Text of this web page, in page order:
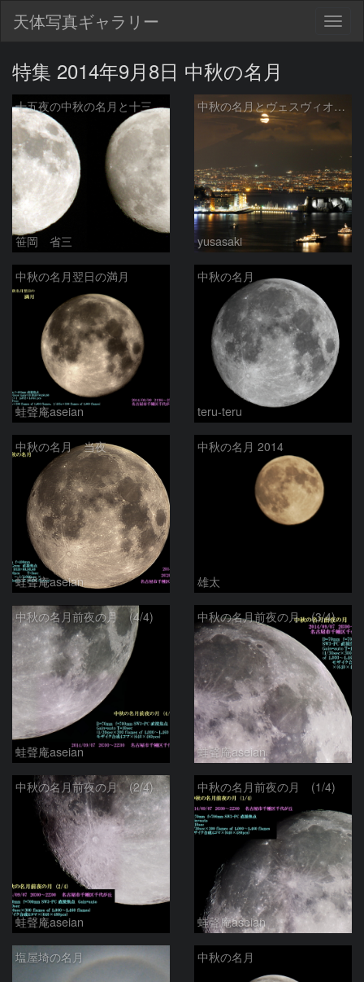
天体写真ギャラリー
特集 2014年9月8日 中秋の名月
十五夜の中秋の名月と十三夜の月
笹岡 省三
中秋の名月とヴェスヴィオ火山
yusasaki
中秋の名月翌日の満月
蛙聲庵aseian
中秋の名月
teru-teru
中秋の名月 当夜
蛙聲庵aseian
中秋の名月 2014
雄太
中秋の名月前夜の月 (4/4)
蛙聲庵aseian
中秋の名月前夜の月 (3/4)
蛙聲庵aseian
中秋の名月前夜の月 (2/4)
蛙聲庵aseian
中秋の名月前夜の月 (1/4)
蛙聲庵aseian
塩屋埼の名月 中秋の名月